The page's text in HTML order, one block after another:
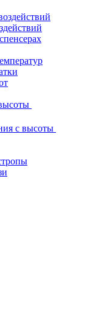
с высоты